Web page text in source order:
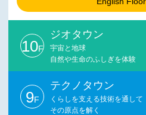
10F
ジオタウン
宇宙と地球
自然や生命のふしぎを体験
9F
テクノタウン
くらしを支える技術を通して
その原点を解く